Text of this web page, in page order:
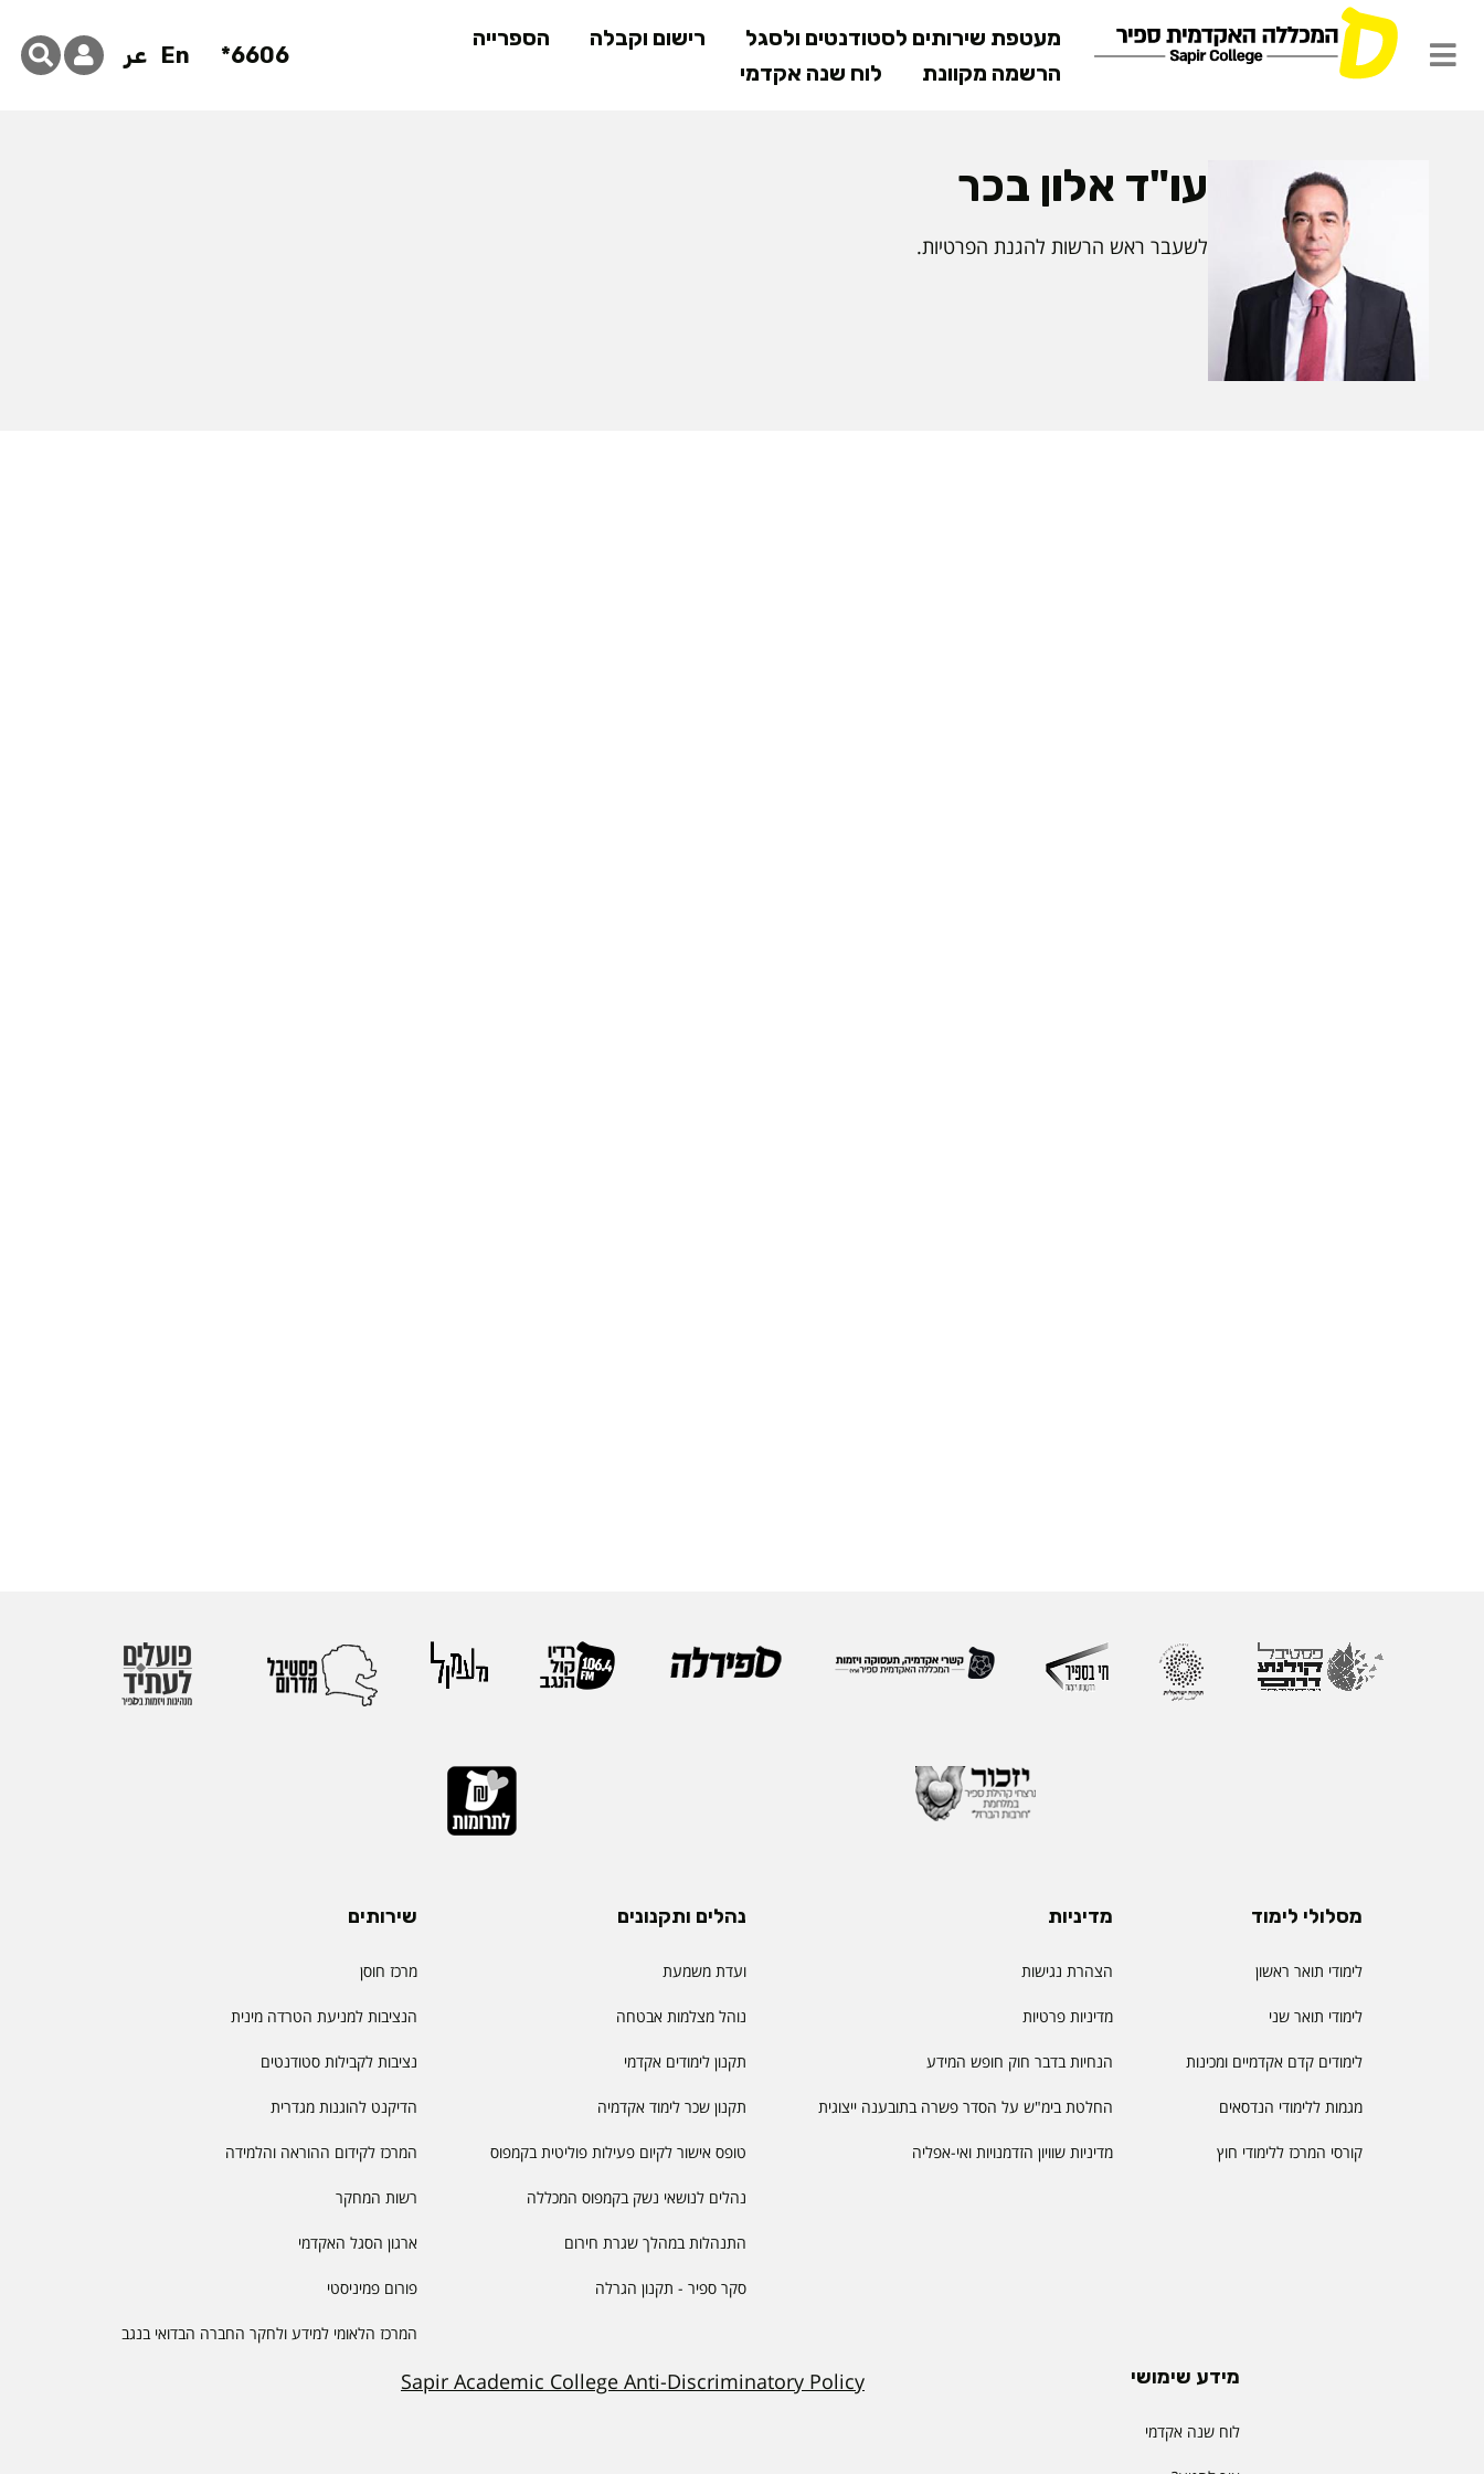
לתוכן
המרכזי
מעטפת שירותים לסטודנטים ולסגל רישום וקבלה
הספרייה
הרשמה מקוונת
לוח שנה אקדמי
6606*
En عر
עו"ד אלון בכר
לשעבר ראש הרשות להגנת הפרטיות.
מסלולי לימוד
לימודי תואר ראשון
לימודי תואר שני
לימודים קדם אקדמיים ומכינות
מגמות ללימודי הנדסאים
קורסי המרכז ללימודי חוץ
מדיניות
הצהרת נגישות
מדיניות פרטיות
הנחיות בדבר חוק חופש המידע
החלטת בימ"ש על הסדר פשרה בתובענה ייצוגית
מדיניות שוויון הזדמנויות ואי-אפליה
נהלים ותקנונים
ועדת משמעת
נוהל מצלמות אבטחה
תקנון לימודים אקדמי
תקנון שכר לימוד אקדמיה
טופס אישור לקיום פעילות פוליטית בקמפוס
נהלים לנושאי נשק בקמפוס המכללה
התנהלות במהלך שגרת חירום
סקר ספיר - תקנון הגרלה
שירותים
מרכז חוסן
הנציבות למניעת הטרדה מינית
נציבות לקבילות סטודנטים
הדיקנט להוגנות מגדרית
המרכז לקידום ההוראה והלמידה
רשות המחקר
ארגון הסגל האקדמי
פורום פמיניסטי
המרכז הלאומי למידע ולחקר החברה הבדואי בנגב
מידע שימושי
לוח שנה אקדמי
Sapir Academic College Anti-Discriminatory Policy